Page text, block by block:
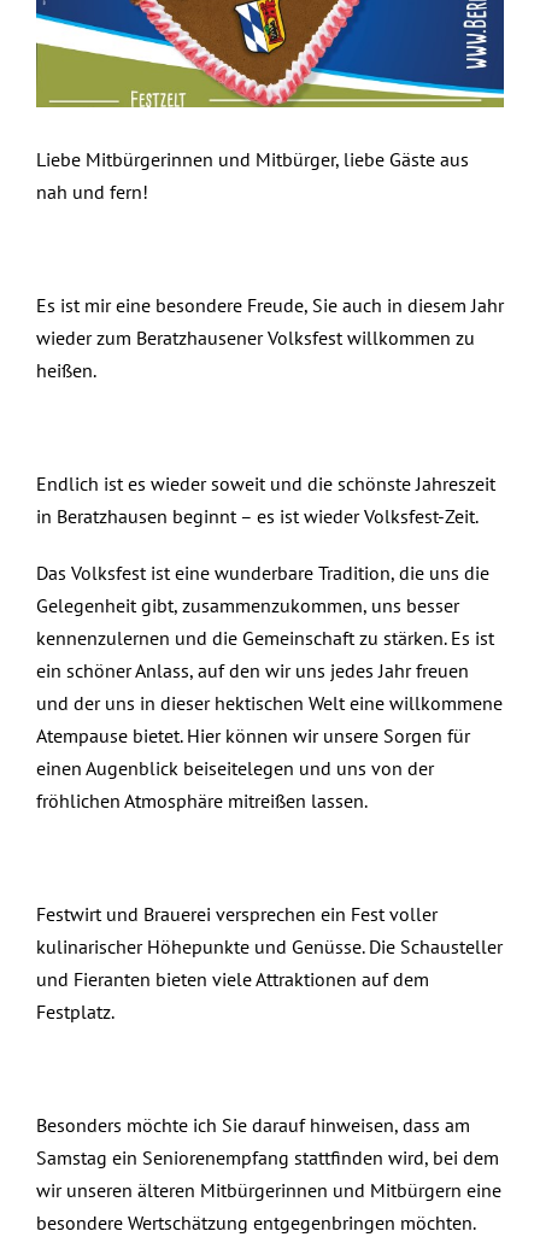
Liebe Mitbürgerinnen und Mitbürger, liebe Gäste aus
nah und fern!
Es ist mir eine besondere Freude, Sie auch in diesem Jahr
wieder zum Beratzhausener Volksfest willkommen zu
heißen.
Endlich ist es wieder soweit und die schönste Jahreszeit
in Beratzhausen beginnt – es ist wieder Volksfest-Zeit.
Das Volksfest ist eine wunderbare Tradition, die uns die
Gelegenheit gibt, zusammenzukommen, uns besser
kennenzulernen und die Gemeinschaft zu stärken. Es ist
ein schöner Anlass, auf den wir uns jedes Jahr freuen
und der uns in dieser hektischen Welt eine willkommene
Atempause bietet. Hier können wir unsere Sorgen für
einen Augenblick beiseitelegen und uns von der
fröhlichen Atmosphäre mitreißen lassen.
Festwirt und Brauerei versprechen ein Fest voller
kulinarischer Höhepunkte und Genüsse. Die Schausteller
und Fieranten bieten viele Attraktionen auf dem
Festplatz.
Besonders möchte ich Sie darauf hinweisen, dass am
Samstag ein Seniorenempfang stattfinden wird, bei dem
wir unseren älteren Mitbürgerinnen und Mitbürgern eine
besondere Wertschätzung entgegenbringen möchten.